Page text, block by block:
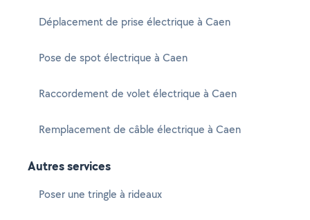
Déplacement de prise électrique à Caen
Pose de spot électrique à Caen
Raccordement de volet électrique à Caen
Remplacement de câble électrique à Caen
Autres services
Poser une tringle à rideaux